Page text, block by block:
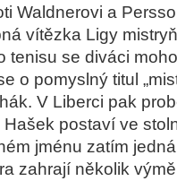
Waldnerovi a
vítězka Ligy
tenisu se diváci
o pomyslný titul „
. V Liberci pak
Hašek postaví ve
jménu zatím
zahrají několik